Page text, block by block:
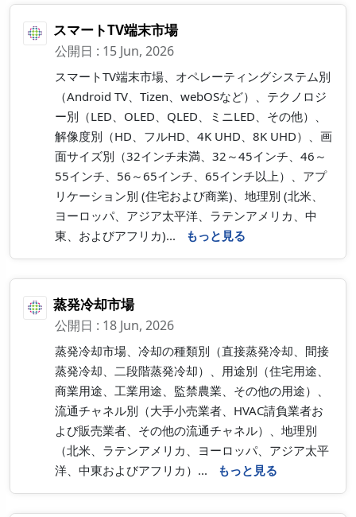
スマートTV端末市場
公開日 : 15 Jun, 2026
スマートTV端末市場、オペレーティングシステム別
（Android TV、Tizen、webOSなど）、テクノロジ
ー別（LED、OLED、QLED、ミニLED、その他）、
解像度別（HD、フルHD、4K UHD、8K UHD）、画
面サイズ別（32インチ未満、32～45インチ、46～
55インチ、56～65インチ、65インチ以上）、アプ
リケーション別 (住宅および商業)、地理別 (北米、
ヨーロッパ、アジア太平洋、ラテンアメリカ、中
東、およびアフリカ)...
もっと見る
蒸発冷却市場
公開日 : 18 Jun, 2026
蒸発冷却市場、冷却の種類別（直接蒸発冷却、間接
蒸発冷却、二段階蒸発冷却）、用途別（住宅用途、
商業用途、工業用途、監禁農業、その他の用途）、
流通チャネル別（大手小売業者、HVAC請負業者お
よび販売業者、その他の流通チャネル）、地理別
（北米、ラテンアメリカ、ヨーロッパ、アジア太平
洋、中東およびアフリカ）...
もっと見る